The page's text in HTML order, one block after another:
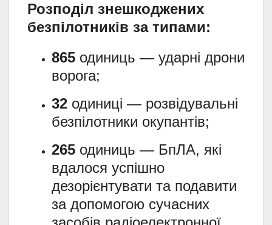
Розподіл знешкоджених
безпілотників за типами:
865 одиниць — ударні дрони
ворога;
32 одиниці — розвідувальні
безпілотники окупантів;
265 одиниць — БпЛА, які
вдалося успішно
дезорієнтувати та подавити
за допомогою сучасних